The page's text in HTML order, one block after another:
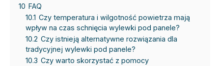
10 FAQ
10.1 Czy temperatura i wilgotność powietrza mają
wpływ na czas schnięcia wylewki pod panele?
10.2 Czy istnieją alternatywne rozwiązania dla
tradycyjnej wylewki pod panele?
10.3 Czy warto skorzystać z pomocy